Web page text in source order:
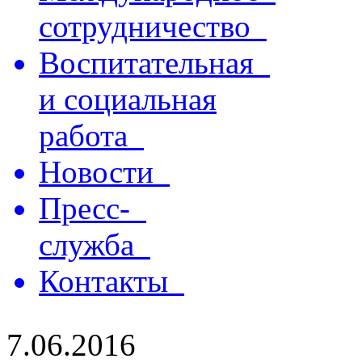
сотрудничество
Воспитательная
и социальная
работа
Новости
Пресс-
служба
Контакты
7.06.2016